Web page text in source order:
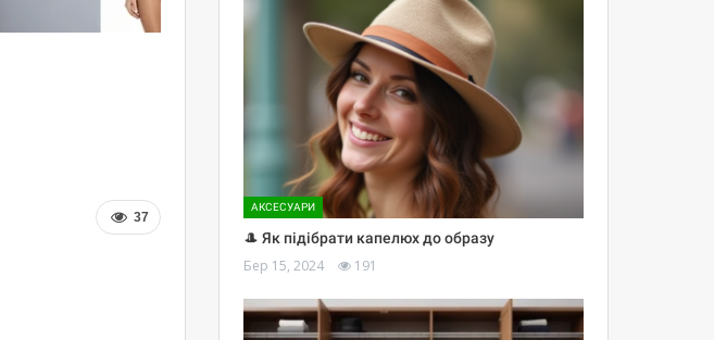
37
АКСЕСУАРИ
🎩 Як підібрати капелюх до образу
Бер 15, 2024 191